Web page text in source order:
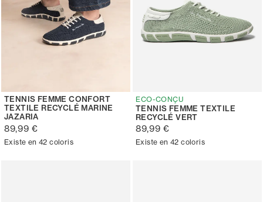
TENNIS FEMME CONFORT
TEXTILE RECYCLÉ MARINE
JAZARIA
89,99 €
Existe en 42 coloris
ECO-CONÇU
TENNIS FEMME TEXTILE
RECYCLÉ VERT
89,99 €
Existe en 42 coloris